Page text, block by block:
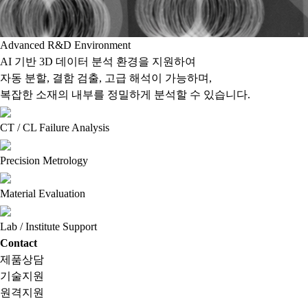
Advanced R&D Environment
AI 기반 3D 데이터 분석 환경을 지원하여
자동 분할, 결함 검출, 고급 해석이 가능하며,
복잡한 소재의 내부를 정밀하게 분석할 수 있습니다.
CT / CL Failure Analysis
Precision Metrology
Material Evaluation
Lab / Institute Support
Contact
제품상담
기술지원
원격지원